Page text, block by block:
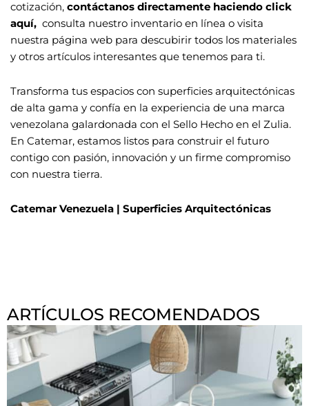
cotización, contáctanos directamente haciendo click
aquí, consulta nuestro inventario en línea o visita
nuestra página web para descubirir todos los materiales
y otros artículos interesantes que tenemos para ti.
Transforma tus espacios con superficies arquitectónicas
de alta gama y confía en la experiencia de una marca
venezolana galardonada con el Sello Hecho en el Zulia.
En Catemar, estamos listos para construir el futuro
contigo con pasión, innovación y un firme compromiso
con nuestra tierra.
Catemar Venezuela | Superficies Arquitectónicas
ARTÍCULOS RECOMENDADOS